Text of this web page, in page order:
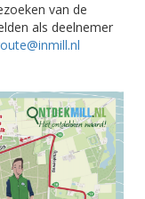
van de
als deelnemer